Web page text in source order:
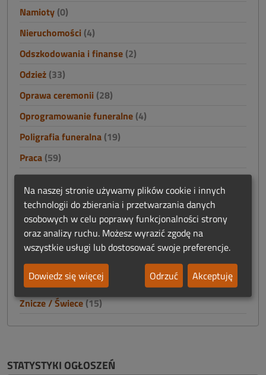
Namioty (0)
Nieruchomości (4)
Odszkodowania i finanse (2)
Odzież (33)
Oprawa ceremonii (28)
Oprogramowanie funeralne (4)
Poligrafia funeralna (19)
Praca (59)
Prosektoria - wyposażenie(30)
Reklama(12)
Szkolenia(7)
Trumny / Urny(60)
Usługi(3)
Windy(4)
Znicze / Świece(15)
STATYSTYKI OGŁOSZEŃ
Na naszej stronie używamy plików cookie i innych
technologii do zbierania i przetwarzania danych
osobowych w celu poprawy funkcjonalności strony
oraz analizy ruchu. Możesz wyrazić zgodę na
wszystkie usługi lub dostosować swoje preferencje.
Dowiedz się więcej
Odrzuć Akceptuję